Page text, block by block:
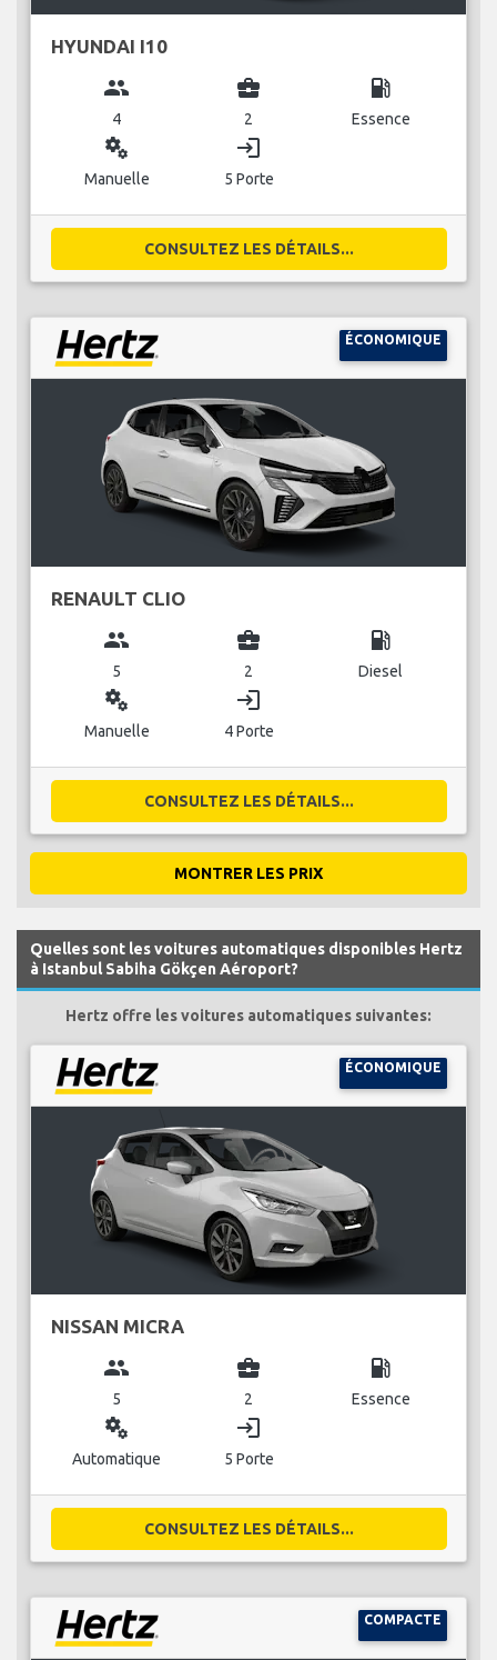
HYUNDAI I10
group
4
business_center
2
local_gas_station
Essence
miscellaneous_services
Manuelle
login
5 Porte
CONSULTEZ LES DÉTAILS...
ÉCONOMIQUE
RENAULT CLIO
group
5
business_center
2
local_gas_station
Diesel
miscellaneous_services
Manuelle
login
4 Porte
CONSULTEZ LES DÉTAILS...
MONTRER LES PRIX
Quelles sont les voitures automatiques disponibles Hertz
à Istanbul Sabiha Gökçen Aéroport?
Hertz offre les voitures automatiques suivantes:
ÉCONOMIQUE
NISSAN MICRA
group
5
business_center
2
local_gas_station
Essence
miscellaneous_services
Automatique
login
5 Porte
CONSULTEZ LES DÉTAILS...
COMPACTE